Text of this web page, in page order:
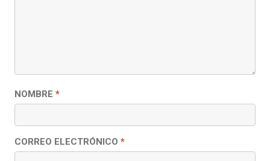
NOMBRE *
CORREO ELECTRÓNICO *